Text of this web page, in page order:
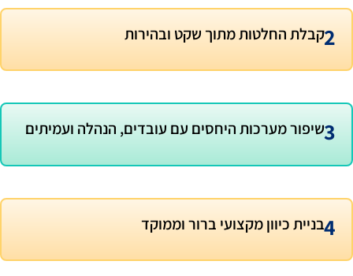
מתוך שקט ובהירות
היחסים עם עובדים, הנהלה ועמיתים
ברור וממוקד